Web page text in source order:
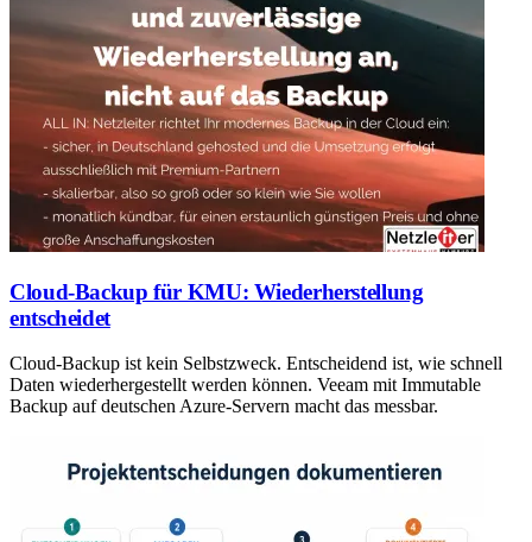
Cloud-Backup für KMU: Wiederherstellung
entscheidet
Cloud-Backup ist kein Selbstzweck. Entscheidend ist, wie schnell
Daten wiederhergestellt werden können. Veeam mit Immutable
Backup auf deutschen Azure-Servern macht das messbar.